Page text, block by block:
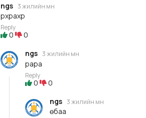
ngs 3 жилийн өмнө
рхрахр
Reply
0
0
ngs 3 жилийн өмнө
рара
Reply
0
0
ngs 3 жилийн өмнө
өбаа